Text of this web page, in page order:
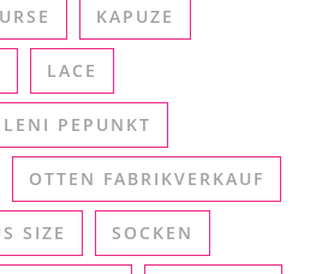
KAPUZE
LACE
LENI PEPUNKT
OTTEN FABRIKVERKAUF
SIZE SOCKEN